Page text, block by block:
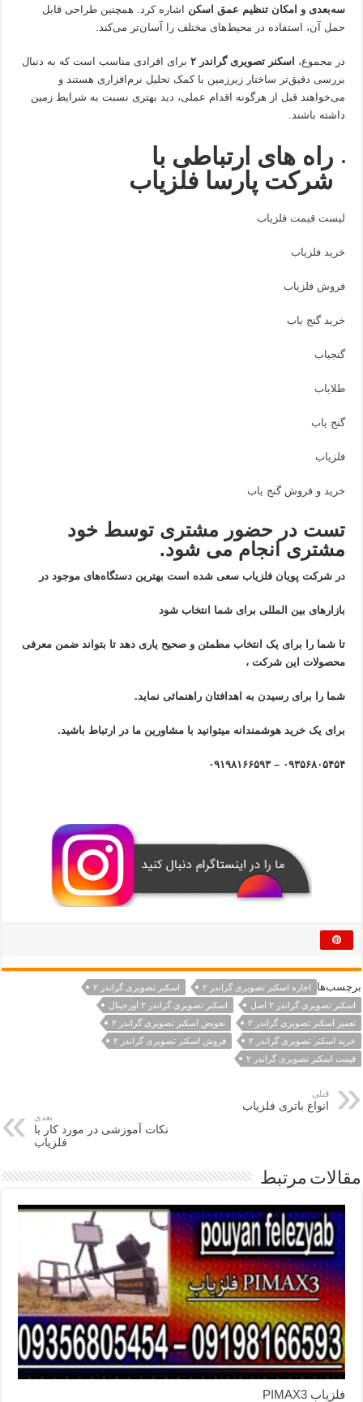
سه‌بعدی و امکان تنظیم عمق اسکن اشاره کرد. همچنین طراحی قابل
حمل آن، استفاده در محیط‌های مختلف را آسان‌تر می‌کند.
در مجموع، اسکنر تصویری گراندر ۲
برای افرادی مناسب است که به دنبال
بررسی دقیق‌تر ساختار زیرزمین با کمک تحلیل نرم‌افزاری هستند و
می‌خواهند قبل از هرگونه اقدام عملی، دید بهتری نسبت به شرایط زمین
داشته باشند.
راه های ارتباطی با
شرکت پارسا فلزیاب
لیست قیمت فلزیاب
خرید فلزیاب
فروش فلزیاب
خرید گنج یاب
گنجیاب
طلایاب
گنج یاب
فلزیاب
خرید و فروش گنج یاب
تست در حضور مشتری توسط خود
مشتری انجام می شود.
در شرکت پویان فلزیاب سعی شده است بهترین دستگاه‌های موجود در
بازار‌های بین المللی برای شما انتخاب شود
تا شما را برای یک انتخاب مطمئن و صحیح یاری دهد تا بتواند ضمن معرفی
محصولات این شرکت ،
شما را برای رسیدن به اهدافتان راهنمائی نماید.
برای یک خرید هوشمندانه میتوانید با مشاورین ما در ارتباط باشید.
۰۹۳۵۶۸۰۵۴۵۴ – ۰۹۱۹۸۱۶۶۵۹۳
برچسب‌ها اجاره اسکنر تصویری گراندر ۲
اسکنر تصویری گراندر ۲
اسکنر تصویری گراندر ۲ اصل
اسکنر تصویری گراندر ۲ اورجینال
تعمیر اسکنر تصویری گراندر ۲
تعویض اسکنر تصویری گراندر ۲
خرید اسکنر تصویری گراندر ۲
فروش اسکنر تصویری گراندر ۲
قیمت اسکنر تصویری گراندر ۲
قبلی
انواع باتری فلزیاب
بعدی
نکات آموزشی در مورد کار با
فلزیاب
مقالات مرتبط
فلزیاب PIMAX3